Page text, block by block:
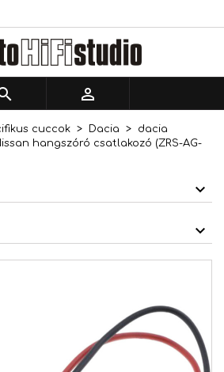

cuccok Dacia
dacia
hangszóró csatlakozó (ZRS-AG-
×
létrehozása ×
×
Mégsem Bejelentkezés